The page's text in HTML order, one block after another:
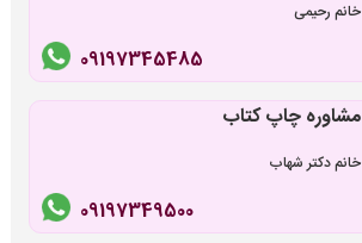
خانم رحیمی
09197345485
مشاوره چاپ کتاب
خانم دکتر شهاب
09197349500